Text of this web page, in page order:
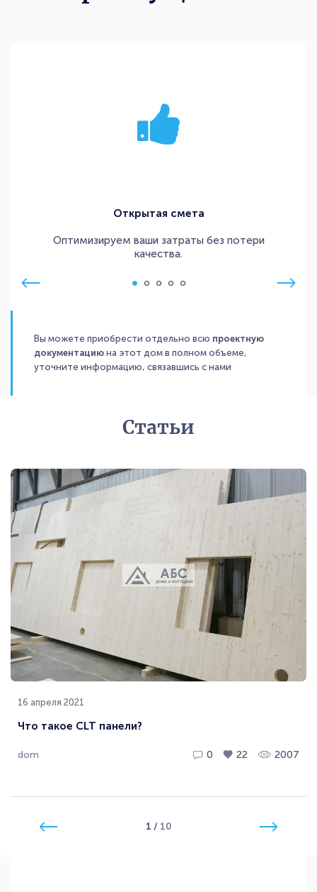
Открытая смета
Оптимизируем ваши затраты без потери
качества.
Вы можете приобрести отдельно всю проектную
документацию на этот дом в полном объеме,
уточните информацию, связавшись с нами
Статьи
16 апреля 2021
Что такое CLT панели?
dom 0 22 2007
1 / 10